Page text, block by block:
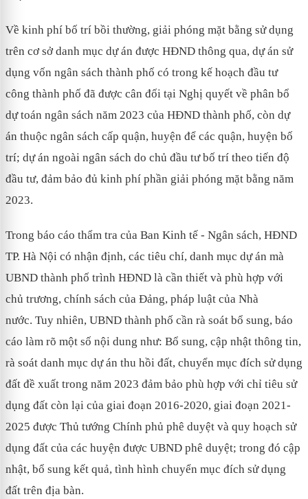
Về kinh phí bố trí bồi thường, giải phóng mặt bằng sử dụng
trên cơ sở danh mục dự án được HĐND thông qua, dự án sử
dụng vốn ngân sách thành phố có trong kế hoạch đầu tư
công thành phố đã được cân đối tại Nghị quyết về phân bổ
dự toán ngân sách năm 2023 của HĐND thành phố, còn dự
án thuộc ngân sách cấp quận, huyện để các quận, huyện bố
trí; dự án ngoài ngân sách do chủ đầu tư bố trí theo tiến độ
đầu tư, đảm bảo đủ kinh phí phần giải phóng mặt bằng năm
2023.
Trong báo cáo thẩm tra của Ban Kinh tế - Ngân sách, HĐND
TP. Hà Nội có nhận định, các tiêu chí, danh mục dự án mà
UBND thành phố trình HĐND là cần thiết và phù hợp với
chủ trương, chính sách của Đảng, pháp luật của Nhà
nước. Tuy nhiên, UBND thành phố cần rà soát bổ sung, báo
cáo làm rõ một số nội dung như: Bổ sung, cập nhật thông tin,
rà soát danh mục dự án thu hồi đất, chuyển mục đích sử dụng
đất đề xuất trong năm 2023 đảm bảo phù hợp với chỉ tiêu sử
dụng đất còn lại của giai đoạn 2016-2020, giai đoạn 2021-
2025 được Thủ tướng Chính phủ phê duyệt và quy hoạch sử
dụng đất của các huyện được UBND phê duyệt; trong đó cập
nhật, bổ sung kết quả, tình hình chuyển mục đích sử dụng
đất trên địa bàn.